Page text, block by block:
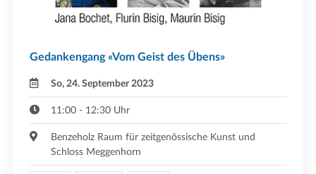
Gedankengang «Vom Geist des Übens»
So, 24. September 2023
11:00 - 12:30 Uhr
Benzeholz Raum für zeitgenössische Kunst und
Schloss Meggenhorn